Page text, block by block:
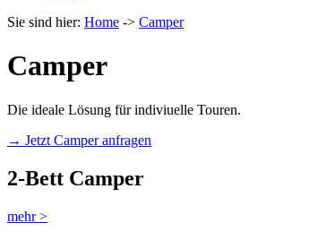
Sie sind hier: Home -> Camper
Camper
Die ideale Lösung für indiviuelle Touren.
→ Jetzt Camper anfragen
2-Bett Camper
mehr >